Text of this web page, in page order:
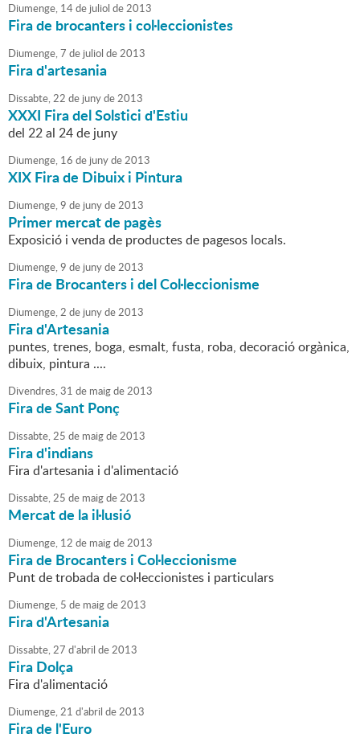
Diumenge, 14de juliol de2013
Fira de brocanters i col·leccionistes
Diumenge,7 de juliol de2013
Fira d'artesania
Dissabte,22 de junyde2013
XXXI Fira del Solstici d'Estiu
del 22 al 24 de juny
Diumenge, 16 de junyde2013
XIX Fira de Dibuix i Pintura
Diumenge,9 de junyde2013
Primer mercat de pagès
Exposició i venda de productes de pagesos locals.
Diumenge,9 de junyde2013
Fira de Brocanters i del Col·leccionisme
Diumenge,2 de junyde2013
Fira d'Artesania
puntes, trenes, boga, esmalt, fusta, roba, decoració orgànica,
dibuix, pintura ....
Divendres,31 de maigde2013
Fira de Sant Ponç
Dissabte,25 de maigde2013
Fira d'indians
Fira d'artesania i d'alimentació
Dissabte,25 de maigde2013
Mercat de la il·lusió
Diumenge, 12 de maigde2013
Fira de Brocanters i Col·leccionisme
Punt de trobada de col·leccionistes i particulars
Diumenge, 5 de maigde2013
Fira d'Artesania
Dissabte,27 d'abril de2013
Fira Dolça
Fira d'alimentació
Diumenge,21 d'abril de2013
Fira de l'Euro